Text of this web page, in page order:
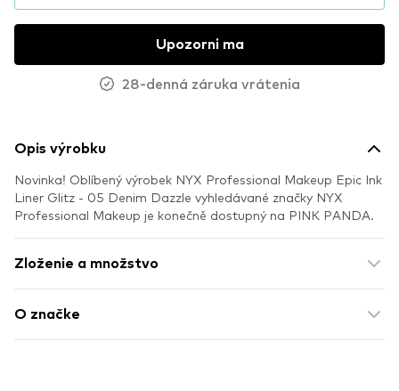
Upozorni ma
28-denná záruka vrátenia
Opis výrobku
Novinka! Oblíbený výrobek NYX Professional Makeup Epic Ink
Liner Glitz - 05 Denim Dazzle vyhledávané značky NYX
Professional Makeup je konečně dostupný na PINK PANDA.
Zloženie a množstvo
O značke